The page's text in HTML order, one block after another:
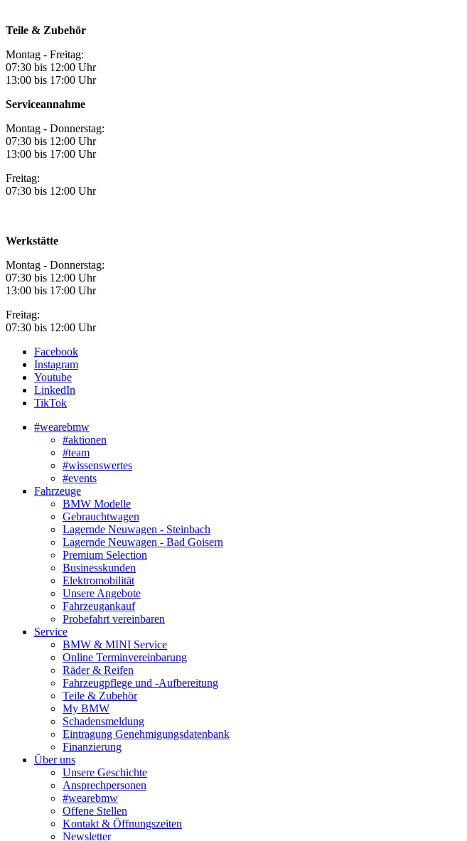
Teile & Zubehör
Montag - Freitag:
07:30 bis 12:00 Uhr
13:00 bis 17:00 Uhr
Serviceannahme
Montag - Donnerstag:
07:30 bis 12:00 Uhr
13:00 bis 17:00 Uhr
Freitag:
07:30 bis 12:00 Uhr
Werkstätte
Montag - Donnerstag:
07:30 bis 12:00 Uhr
13:00 bis 17:00 Uhr
Freitag:
07:30 bis 12:00 Uhr
Facebook
Instagram
Youtube
LinkedIn
TikTok
#wearebmw
#aktionen
#team
#wissenswertes
#events
Fahrzeuge
BMW Modelle
Gebrauchtwagen
Lagernde Neuwagen - Steinbach
Lagernde Neuwagen - Bad Goisern
Premium Selection
Businesskunden
Elektromobilität
Unsere Angebote
Fahrzeugankauf
Probefahrt vereinbaren
Service
BMW & MINI Service
Online Terminvereinbarung
Räder & Reifen
Fahrzeugpflege und -Aufbereitung
Teile & Zubehör
My BMW
Schadensmeldung
Eintragung Genehmigungsdatenbank
Finanzierung
Über uns
Unsere Geschichte
Ansprechpersonen
#wearebmw
Offene Stellen
Kontakt & Öffnungszeiten
Newsletter